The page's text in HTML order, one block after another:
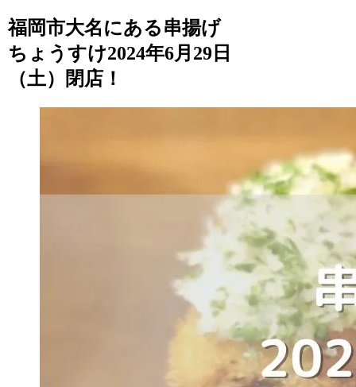
福岡市大名にある串揚げ
ちょうすけ2024年6月29日
（土）閉店！